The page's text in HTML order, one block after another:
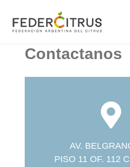
contenido
Contactanos
AV.
PISO 11 OF. 112